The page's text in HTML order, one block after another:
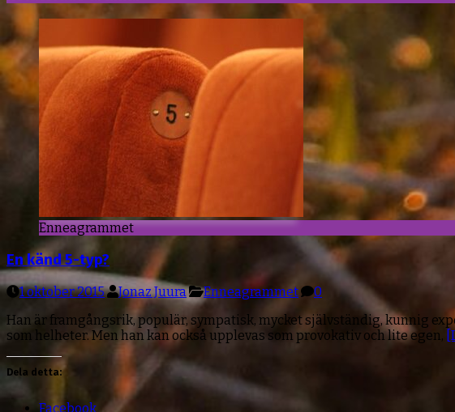
Enneagrammet
En känd 5-typ?
1 oktober 2015 Jonaz Juura Enneagrammet
0
Han är framgångsrik, populär, sympatisk, mycket självständig, kunnig
som helheter. Men han kan också upplevas som provokativ och lite egen,
Dela detta:
Facebook